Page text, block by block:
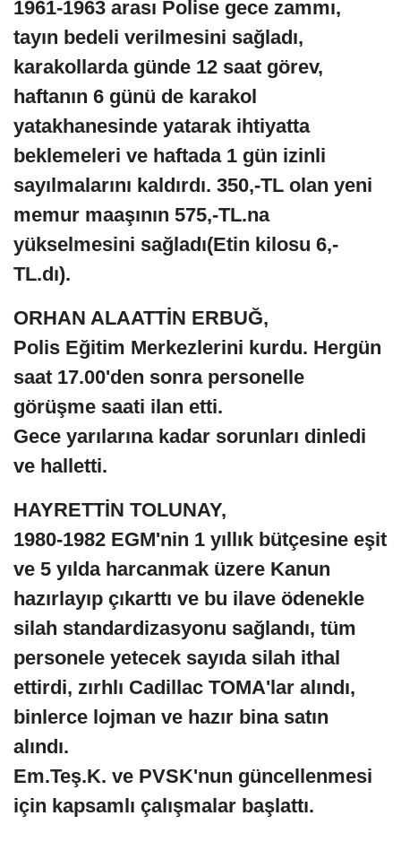
1961-1963 arası Polise gece zammı,
tayın bedeli verilmesini sağladı,
karakollarda günde 12 saat görev,
haftanın 6 günü de karakol
yatakhanesinde yatarak ihtiyatta
beklemeleri ve haftada 1 gün izinli
sayılmalarını kaldırdı. 350,-TL olan yeni
memur maaşının 575,-TL.na
yükselmesini sağladı(Etin kilosu 6,-
TL.dı).
ORHAN ALAATTİN ERBUĞ,
Polis Eğitim Merkezlerini kurdu. Hergün
saat 17.00'den sonra personelle
görüşme saati ilan etti.
Gece yarılarına kadar sorunları dinledi
ve halletti.
HAYRETTİN TOLUNAY,
1980-1982 EGM'nin 1 yıllık bütçesine eşit
ve 5 yılda harcanmak üzere Kanun
hazırlayıp çıkarttı ve bu ilave ödenekle
silah standardizasyonu sağlandı, tüm
personele yetecek sayıda silah ithal
ettirdi, zırhlı Cadillac TOMA'lar alındı,
binlerce lojman ve hazır bina satın
alındı.
Em.Teş.K. ve PVSK'nun güncellenmesi
için kapsamlı çalışmalar başlattı.